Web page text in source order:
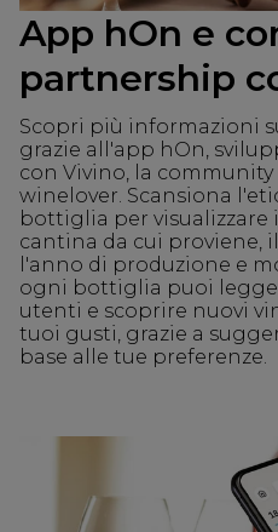
App hOn e
partnership
Scopri più informazioni
grazie all'app hOn,
con Vivino, la
winelover. Scansiona
bottiglia per visualizzare
cantina da cui proviene,
l'anno di produzione e
ogni bottiglia puoi
utenti e scoprire nuovi
tuoi gusti, grazie a
base alle tue preferenze.